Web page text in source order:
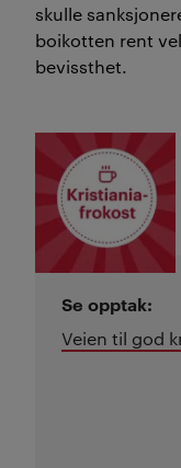
skulle
boikotten rent
bevissthet.
Se opptak:
Veien til god